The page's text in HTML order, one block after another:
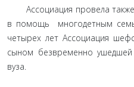
Ассоциация провела также
в помощь многодетным
четырех лет Ассоциация
сыном безвременно
вуза.